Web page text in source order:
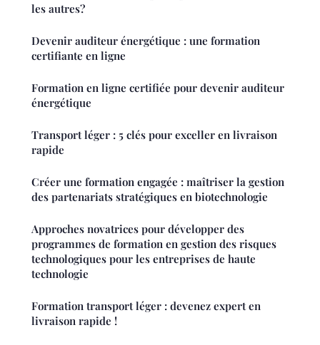
les autres?
Devenir auditeur énergétique : une formation
certifiante en ligne
Formation en ligne certifiée pour devenir auditeur
énergétique
Transport léger : 5 clés pour exceller en livraison
rapide
Créer une formation engagée : maîtriser la gestion
des partenariats stratégiques en biotechnologie
Approches novatrices pour développer des
programmes de formation en gestion des risques
technologiques pour les entreprises de haute
technologie
Formation transport léger : devenez expert en
livraison rapide !